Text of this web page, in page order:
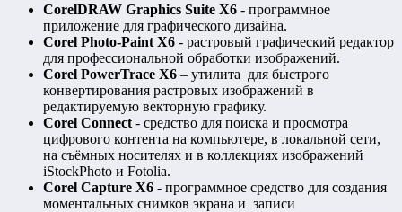
CorelDRAW Graphics Suite X6 - программное
приложение для графического дизайна.
Corel Photo-Paint X6 - растровый графический редактор
для профессиональной обработки изображений.
Corel PowerTrace X6 – утилита для быстрого
конвертирования растровых изображений в
редактируемую векторную графику.
Corel Connect - средство для поиска и просмотра
цифрового контента на компьютере, в локальной сети,
на съёмных носителях и в коллекциях изображений
iStockPhoto и Fotolia.
Corel Capture X6 - программное средство для создания
моментальных снимков экрана и записи